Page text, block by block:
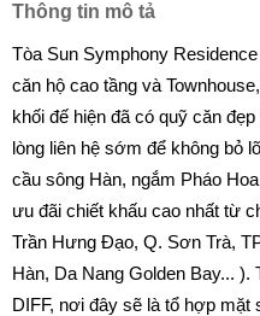
Thông tin mô tả
Tòa Sun Symphony
căn hộ cao tầng và
khối đế hiện đã có quỹ căn
lòng liên hệ sớm để không bỏ
cầu sông Hàn, ngắm Pháo
ưu đãi chiết khấu cao nhất từ
Trần Hưng Đạo, Q. Sơn Trà,
Hàn, Da Nang Golden Bay... ).
DIFF, nơi đây sẽ là tổ hợp